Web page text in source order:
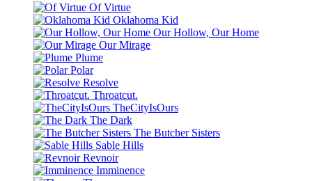
Of Virtue
Oklahoma Kid
Our Hollow, Our Home
Our Mirage
Plume
Polar
Resolve
Throatcut.
TheCityIsOurs
The Dark
The Butcher Sisters
Sable Hills
Revnoir
Imminence